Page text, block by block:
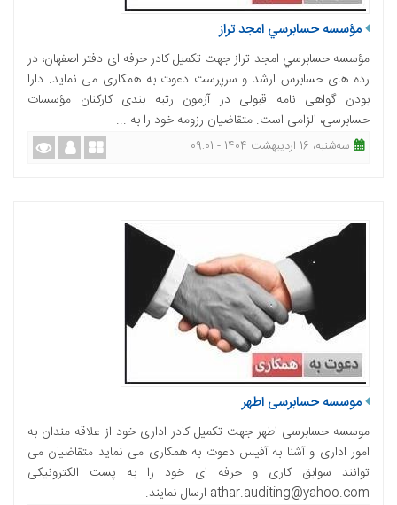
مؤسسه حسابرسي امجد تراز
مؤسسه حسابرسي امجد تراز جهت تکمیل کادر حرفه ‌ای دفتر اصفهان، در
رده ­های حسابرس ارشد و سرپرست دعوت به همکاری می ­نمايد. دارا
بودن گواهی ­نامه قبولی در آزمون رتبه ­بندی کارکنان مؤسسات
حسابرسی­، الزامی است. متقاضيان رزومه خود را به ...
ﺳﻪشنبه، 16 اردیبهشت 1404 - 09:01
موسسه حسابرسی اطهر
موسسه حسابرسی اطهر جهت تکمیل کادر اداری خود از علاقه مندان به
امور اداری و آشنا به آفیس دعوت به همکاری می نماید متقاضیان می
توانند سوابق کاری و حرفه ای خود را به پست الکترونیکی
athar.auditing@yahoo.com ارسال نمایند.